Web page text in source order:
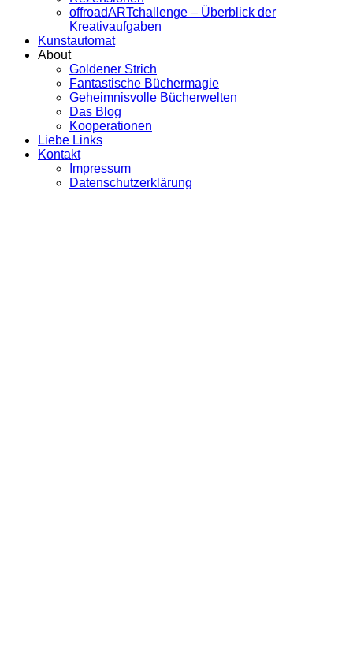
offroadARTchallenge – Überblick der
Kreativaufgaben
Kunstautomat
About
Goldener Strich
Fantastische Büchermagie
Geheimnisvolle Bücherwelten
Das Blog
Kooperationen
Liebe Links
Kontakt
Impressum
Datenschutzerklärung